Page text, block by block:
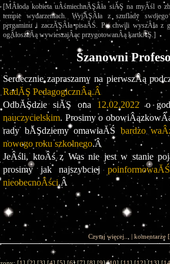
[MÂłoda kobieta uÂśmiechnĂŞÂła siĂŞ na myÂśl o
tempie wydarzeniach. WyjĂŞÂła z szuflady
pergaminu i zaczĂŞÂła pisaĂŚ. Po chwili wyszÂła z
ogÂłoszeĂą wywieszajÂąc przygotowanÂą kartkĂŞ.]
Szanowni
RadĂŞ PedagogicznÂą.Â
OdbĂŞdzie siĂŞ ona 12.02.2022 o
nauczycielskim. Prosimy o
rady bĂŞdziemy omawiaĂŚ bardzo
nowego roku szkolnego.Â
JeÂśli, ktoÂś z Was nie jest w stanie
prosimy jak najszybciej
nieobecnoÂści.Â
Czytaj więcej... | komentarze